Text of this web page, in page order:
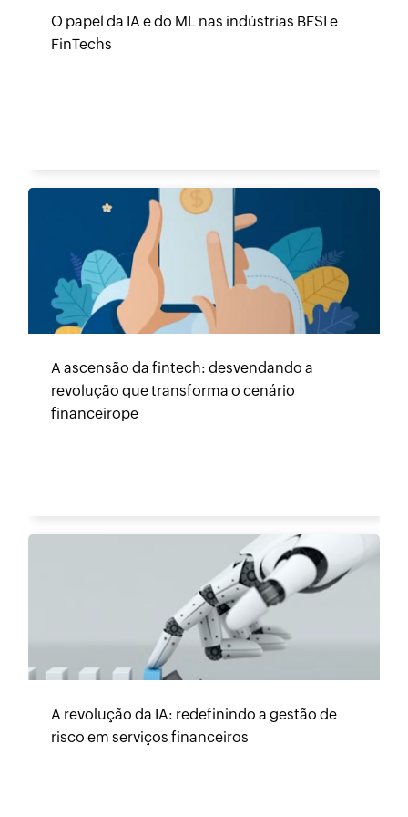
O papel da IA e do ML nas indústrias BFSI e
FinTechs
A ascensão da fintech: desvendando a
revolução que transforma o cenário
financeirope
A revolução da IA: redefinindo a gestão de
risco em serviços financeiros